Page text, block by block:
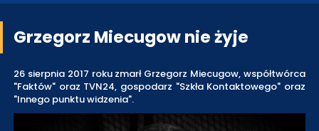
Grzegorz Miecugow nie żyje
26 sierpnia 2017 roku zmarł Grzegorz Miecugow, współtwórca
"Faktów" oraz TVN24, gospodarz "Szkła Kontaktowego" oraz
"Innego punktu widzenia".